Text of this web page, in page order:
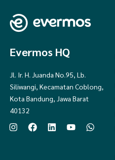
Evermos HQ
Jl. Ir. H. Juanda No.95, Lb.
Siliwangi, Kecamatan Coblong,
Kota Bandung, Jawa Barat
40132